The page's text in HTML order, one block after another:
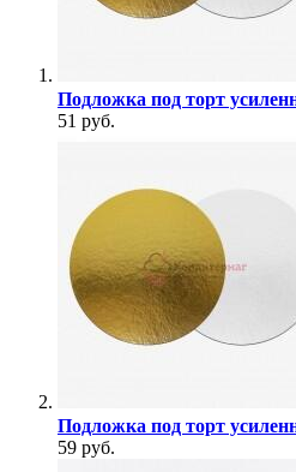
Подложка под торт
51 руб.
Подложка под торт
59 руб.